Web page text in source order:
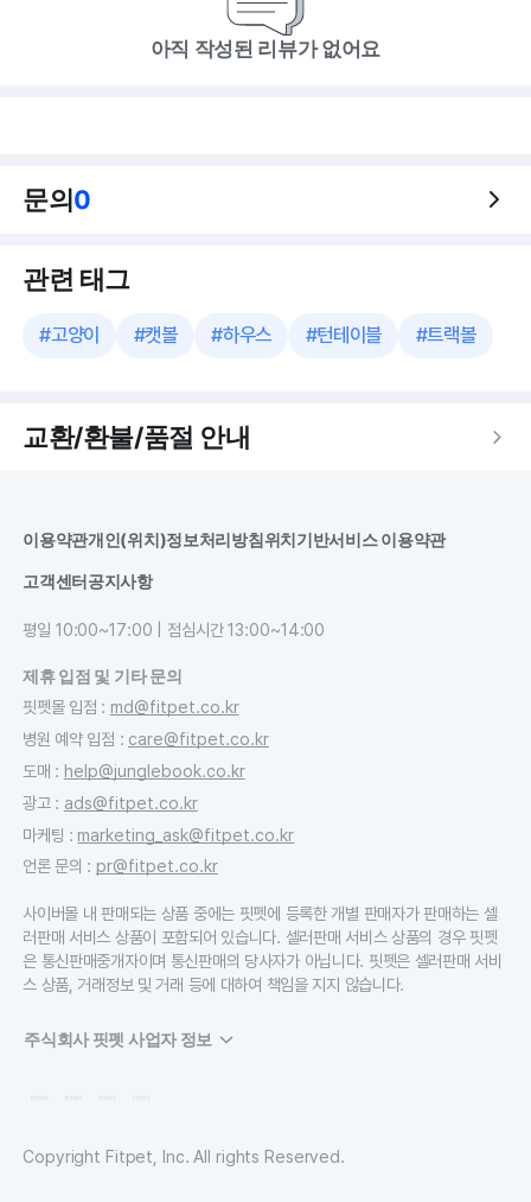
아직 작성된 리뷰가 없어요
문의0
관련 태그
#고양이 #캣볼 #하우스 #턴테이블 #트랙볼
교환/환불/품절 안내
이용약관개인(위치)정보처리방침위치기반서비스 이용약관
고객센터 공지사항
평일 10:00~17:00 | 점심시간 13:00~14:00
제휴 입점 및 기타 문의
핏펫몰 입점 : md@fitpet.co.kr
병원 예약 입점 : care@fitpet.co.kr
도매 : help@junglebook.co.kr
광고: ads@fitpet.co.kr
마케팅 : marketing_ask@fitpet.co.kr
언론 문의 : pr@fitpet.co.kr
사이버몰 내 판매되는 상품 중에는 핏펫에 등록한 개별 판매자가 판매하는 셀
러판매 서비스 상품이 포함되어 있습니다. 셀러판매 서비스 상품의 경우 핏펫
은 통신판매중개자이며 통신판매의 당사자가 아닙니다. 핏펫은 셀러판매 서비
스 상품, 거래정보 및 거래 등에 대하여 책임을 지지 않습니다.
주식회사 핏펫 사업자 정보
Copyright Fitpet, Inc. All rights Reserved.